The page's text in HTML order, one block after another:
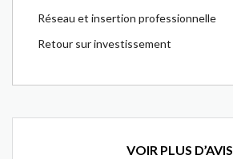
Réseau et insertion professionnelle
Retour sur investissement
VOIR PLUS D’AVIS